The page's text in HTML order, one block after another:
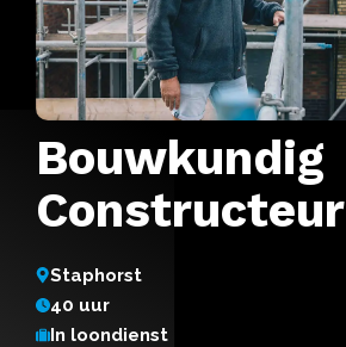
Bouwkundig
Constructeur
Staphorst
40 uur
In loondienst